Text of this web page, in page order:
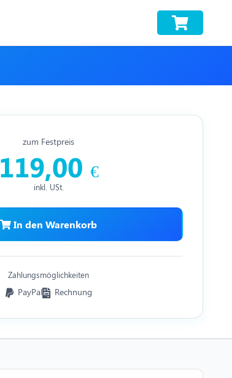
zum Festpreis
119,00 €
inkl. USt.
In den Warenkorb
Zahlungsmöglichkeiten
PayPal Rechnung